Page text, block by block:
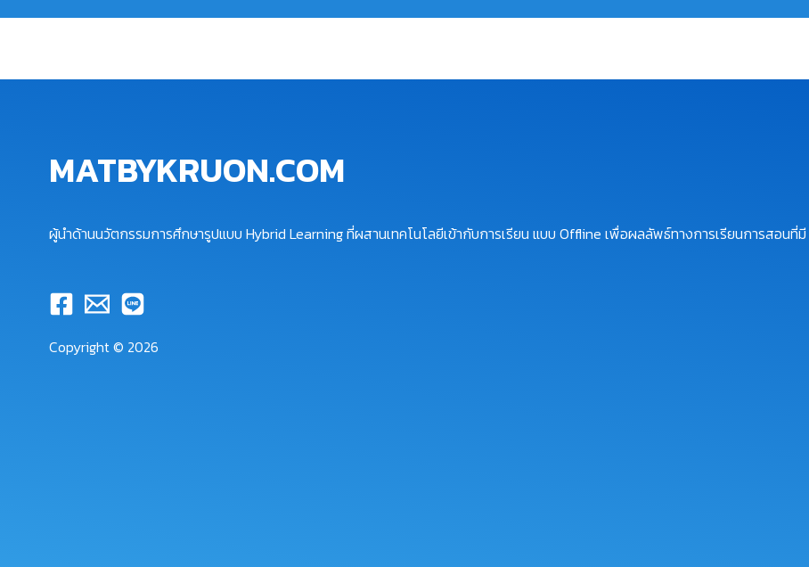
MATBYKRUON.COM
ผู้นำด้านนวัตกรรมการศึกษารูปแบบ Hybrid Learning ที่ผสานเทคโนโลยีเข้ากับการเรียน แบบ Offline เพื่อผลลัพธ์ทางการเรียนการสอนที่
Copyright © 2026